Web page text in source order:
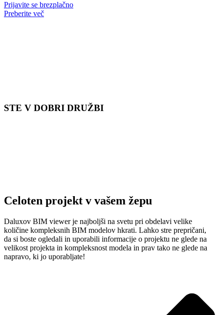
Prijavite se brezplačno
Preberite več
STE V DOBRI DRUŽBI
Celoten projekt v vašem žepu
Daluxov BIM viewer je najboljši na svetu pri obdelavi velike
količine kompleksnih BIM modelov hkrati. Lahko stre prepričani,
da si boste ogledali in uporabili informacije o projektu ne glede na
velikost projekta in kompleksnost modela in prav tako ne glede na
napravo, ki jo uporabljate!